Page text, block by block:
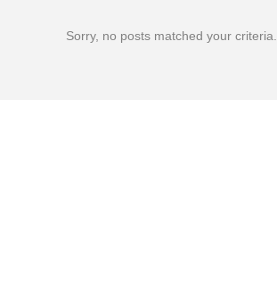
Sorry, no posts matched your criteria.